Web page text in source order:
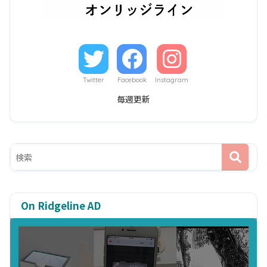
Twitter Facebook Instagram
毎週更新
On Ridgeline AD